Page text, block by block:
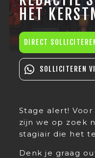
HET
DIRECT
SOLLICITEREN
Stage alert!
zijn we op zoek
stagiair die het
Denk je graag